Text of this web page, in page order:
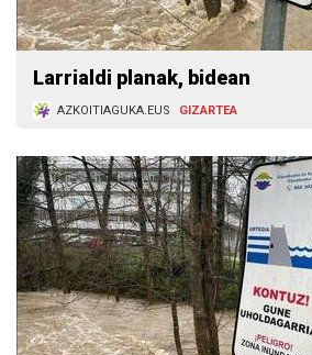
Larrialdi planak, bidean
AZKOITIAGUKA.EUS GIZARTEA